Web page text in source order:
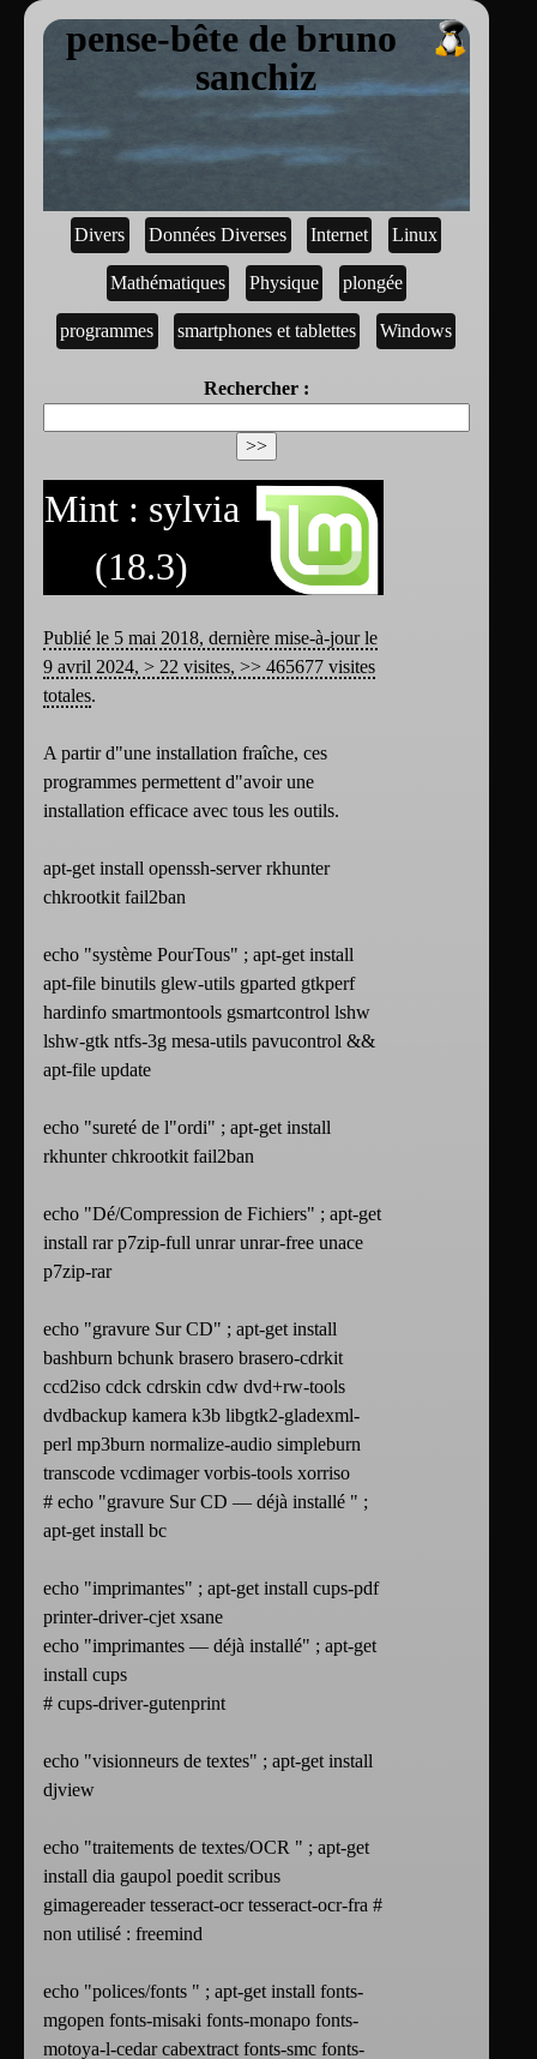
pense-bête de bruno
sanchiz
Divers Données Diverses Internet Linux
Mathématiques Physique plongée
programmes smartphones et tablettes Windows
Rechercher :
Mint : sylvia
(18.3)
Publié le 5 mai 2018, dernière mise-à-jour le
9 avril 2024, > 22 visites, >> 465677 visites
totales.
A partir d"une installation fraîche, ces
programmes permettent d"avoir une
installation efficace avec tous les outils.
apt-get install openssh-server rkhunter
chkrootkit fail2ban
echo "système PourTous" ; apt-get install
apt-file binutils glew-utils gparted gtkperf
hardinfo smartmontools gsmartcontrol lshw
lshw-gtk ntfs-3g mesa-utils pavucontrol &&
apt-file update
echo "sureté de l"ordi" ; apt-get install
rkhunter chkrootkit fail2ban
echo "Dé/Compression de Fichiers" ; apt-get
install rar p7zip-full unrar unrar-free unace
p7zip-rar
echo "gravure Sur CD" ; apt-get install
bashburn bchunk brasero brasero-cdrkit
ccd2iso cdck cdrskin cdw dvd+rw-tools
dvdbackup kamera k3b libgtk2-gladexml-
perl mp3burn normalize-audio simpleburn
transcode vcdimager vorbis-tools xorriso
# echo "gravure Sur CD — déjà installé " ;
apt-get install bc
echo "imprimantes" ; apt-get install cups-pdf
printer-driver-cjet xsane
echo "imprimantes — déjà installé" ; apt-get
install cups
# cups-driver-gutenprint
echo "visionneurs de textes" ; apt-get install
djview
echo "traitements de textes/OCR " ; apt-get
install dia gaupol poedit scribus
gimagereader tesseract-ocr tesseract-ocr-fra #
non utilisé : freemind
echo "polices/fonts " ; apt-get install fonts-
mgopen fonts-misaki fonts-monapo fonts-
motoya-l-cedar cabextract fonts-smc fonts-